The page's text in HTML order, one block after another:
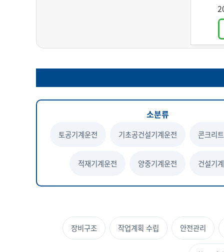
소분류
토공기계운전 기초공건설기계운전 콘크리
적재기계운전 양중기계운전 건설기
장비구조 작업계획 수립 안전관리